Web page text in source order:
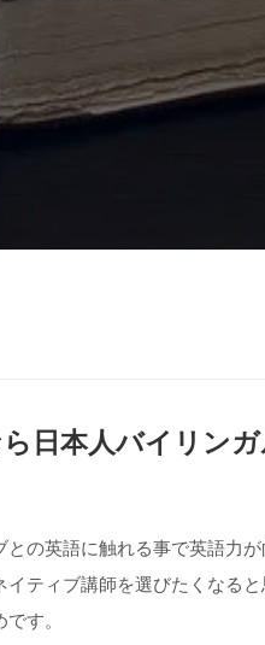
日本人バイリン
の英語に触れる事で英語力
ティブ講師を選びたくなる
す。